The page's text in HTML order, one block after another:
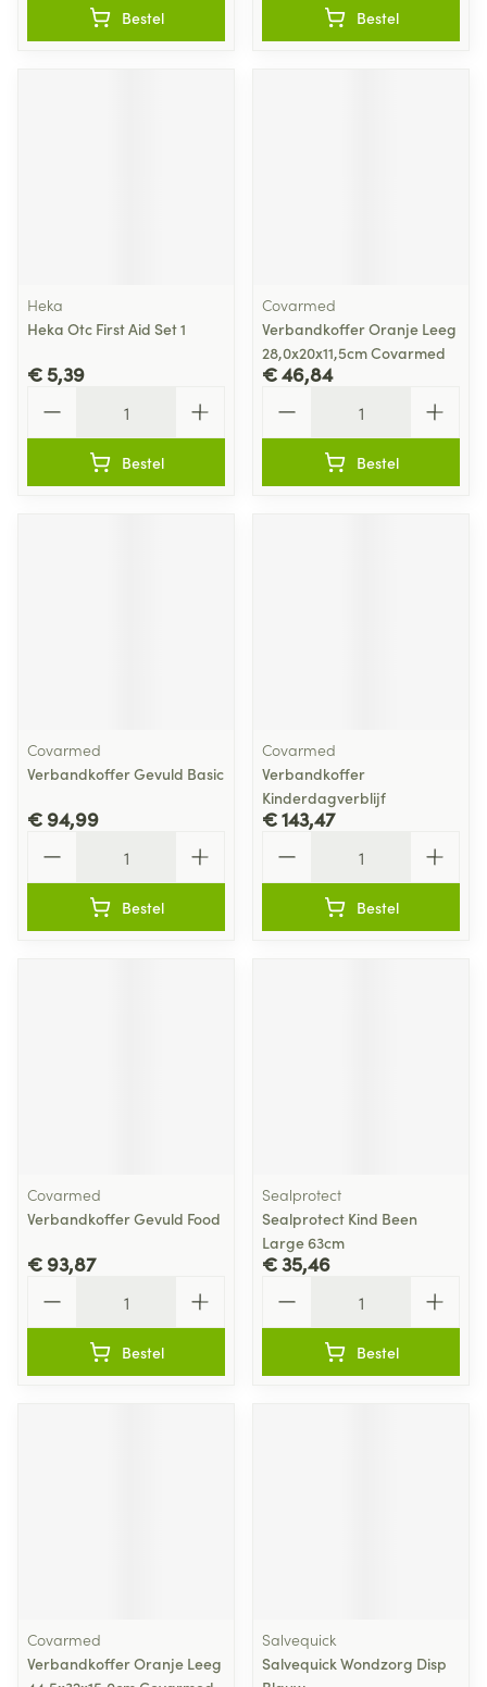
Bestel Bestel
Heka
Heka Otc First Aid Set 1
€ 5,39
Bestel
Covarmed
Verbandkoffer Oranje Leeg
28,0x20x11,5cm Covarmed
€ 46,84
Bestel
Covarmed
Verbandkoffer Gevuld Basic
€ 94,99
Bestel
Covarmed
Verbandkoffer
Kinderdagverblijf
€ 143,47
Bestel
Covarmed
Verbandkoffer Gevuld Food
€ 93,87
Bestel
Sealprotect
Sealprotect Kind Been
Large 63cm
€ 35,46
Bestel
Covarmed
Verbandkoffer Oranje Leeg
Salvequick
Salvequick Wondzorg Disp